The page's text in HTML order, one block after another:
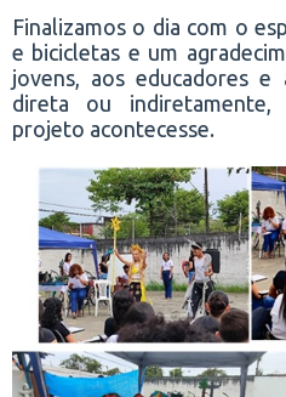
Finalizamos o dia com o
e bicicletas e um
jovens, aos educadores e
direta ou
projeto acontecesse.